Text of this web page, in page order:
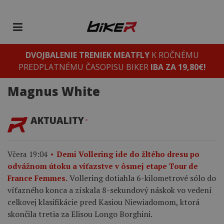
DVOJBALENIE TRENIEK MEATFLYK ROČNÉMU
PREDPLATNÉMU ČASOPISU BIKER IBA ZA 19,80€!
Magnus White
AKTUALITY
Včera 19:04
Demi Vollering ide do žltého dresu po
odvážnom útoku a víťazstve v ôsmej etape Tour de
France Femmes. Vollering dotiahla 6-kilometrové sólo do
víťazného konca a získala 8-sekundový náskok vo vedení
celkovej klasifikácie pred Kasiou Niewiadomom, ktorá
skončila tretia za Elisou Longo Borghini.